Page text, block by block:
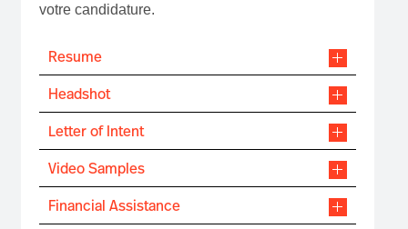
votre candidature.
Resume
Headshot
Letter of Intent
Video Samples
Financial Assistance